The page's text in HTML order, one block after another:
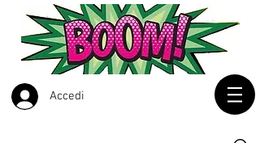
Accedi